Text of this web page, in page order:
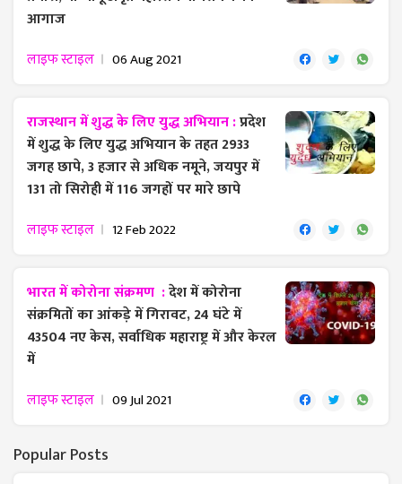
आगाज
लाइफ स्टाइल 06 Aug 2021
राजस्थान में शुद्ध के लिए युद्ध अभियान :प्रदेश
में शुद्ध के लिए युद्ध अभियान के तहत 2933
जगह छापे, 3 हजार से अधिक नमूने, जयपुर में
131 तो सिरोही में 116 जगहों पर मारे छापे
लाइफ स्टाइल 12 Feb 2022
भारत में कोरोना संक्रमण :देश में कोरोना
संक्रमितों का आंकड़े में गिरावट, 24 घंटे में
43504 नए केस, सर्वाधिक महाराष्ट्र में और केरल
में
लाइफ स्टाइल 09 Jul 2021
Popular Posts